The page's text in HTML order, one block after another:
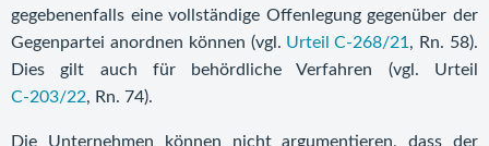
gegebenenfalls eine vollständige Offenlegung gegenüber der
Gegenpartei anordnen können (vgl. Urteil C-268/21 , Rn. 58).
Dies gilt auch für behördliche Verfahren (vgl. Urteil
C-203/22, Rn. 74).
Die Unternehmen können nicht argumentieren, dass der